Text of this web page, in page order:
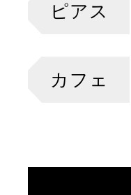
ピアス
カフェ